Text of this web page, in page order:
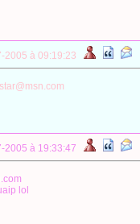
2005 à 09:19:23
2005 à 19:33:47
lol